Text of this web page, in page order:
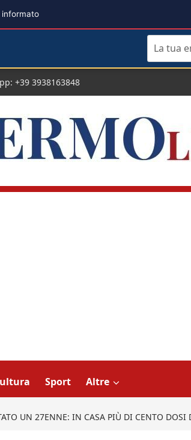
+39 3938163848
Sport Altre
UN 27ENNE: IN CASA PIÙ DI CENTO DOSI
informato